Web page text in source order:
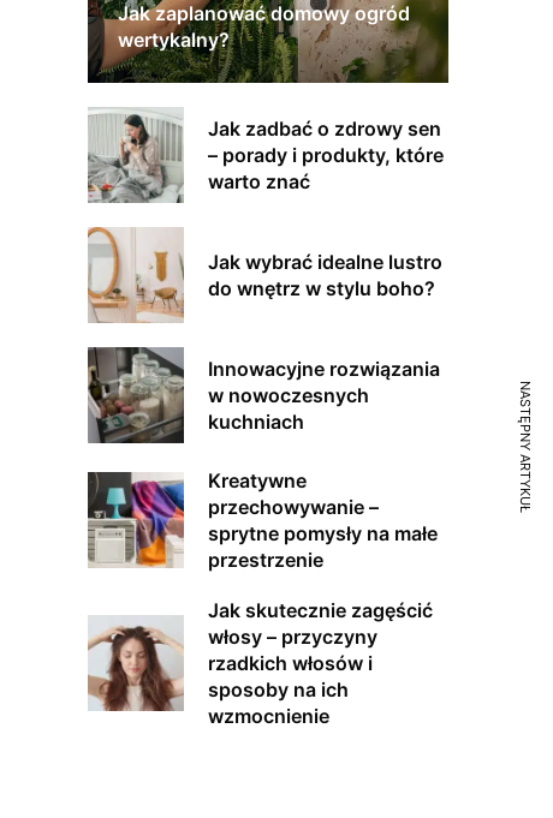
Jak zaplanować domowy ogród
wertykalny?
Jak zadbać o zdrowy sen
– porady i produkty, które
warto znać
Jak wybrać idealne lustro
do wnętrz w stylu boho?
Innowacyjne rozwiązania
w nowoczesnych
kuchniach
Kreatywne
przechowywanie –
sprytne pomysły na małe
przestrzenie
Jak skutecznie zagęścić
włosy – przyczyny
rzadkich włosów i
sposoby na ich
wzmocnienie
NASTĘPNY ARTYKUŁ